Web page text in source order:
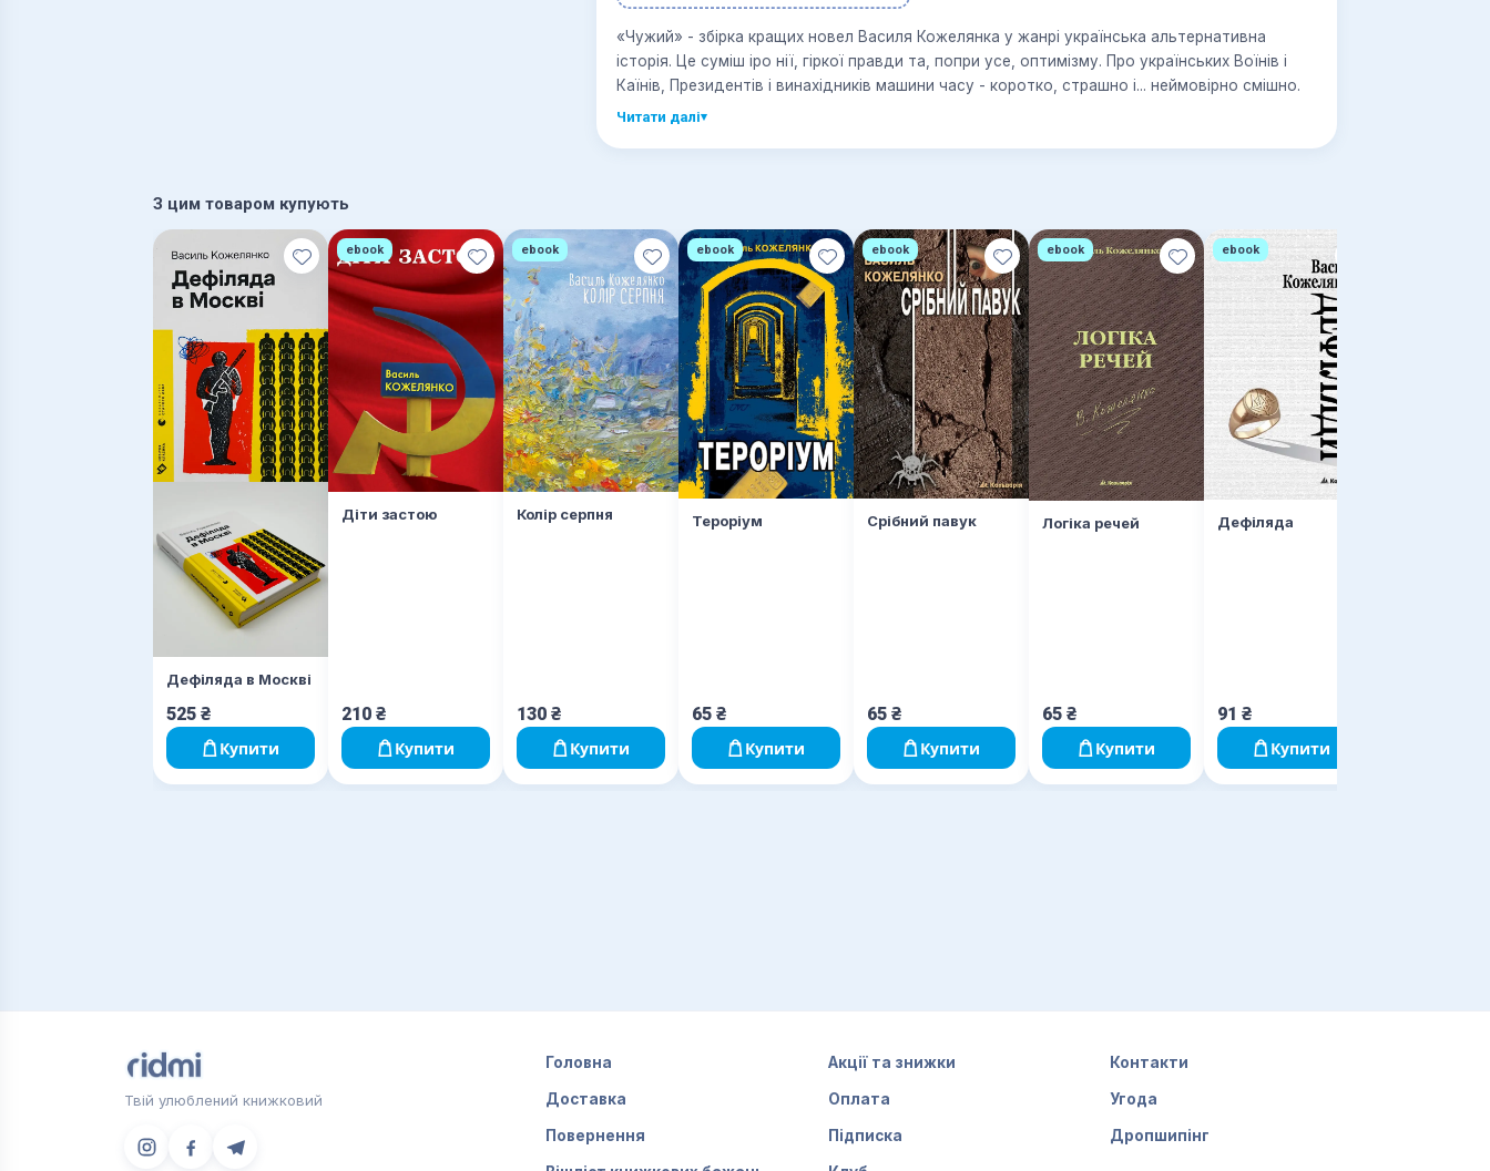
«Чужий» - збірка кращих новел Василя Кожелянка у жанрі українська альтернативна
історія. Це суміш іро нії, гіркої правди та, попри усе, оптимізму. Про українських Воїнів і
Каїнів, Президентів і винахідників машини часу - коротко, страшно і... неймовірно смішно.
Читати далі▾
З цим товаром купують
Дефіляда в Москві
525 ₴
Купити
ebook
Діти застою
210 ₴
Купити
ebook
Колір серпня
130 ₴
Купити
ebook
Тероріум
65 ₴
Купити
ebook
Срібний павук
65 ₴
Купити
ebook
Логіка речей
65 ₴
Купити
ebook
Дефіляда
91 ₴
Купити
Твій улюблений книжковий
Головна Акції та знижки Контакти
Доставка Оплата Угода
Повернення Підписка Дропшипінг